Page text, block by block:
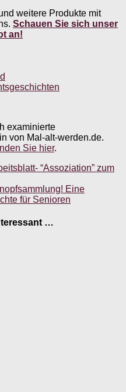
weitere Produkte mit
Schauen Sie sich unser
an!
examinierte
von Mal-alt-werden.de.
Sie hier.
“Assoziation” zum
Eine
für Senioren
…